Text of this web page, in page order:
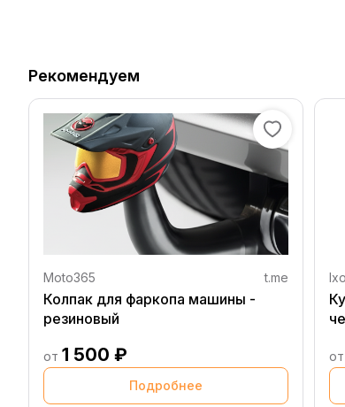
Рекомендуем
Moto365 t.me
Колпак для фаркопа машины -
резиновый
от 1 500 ₽
Подробнее
от